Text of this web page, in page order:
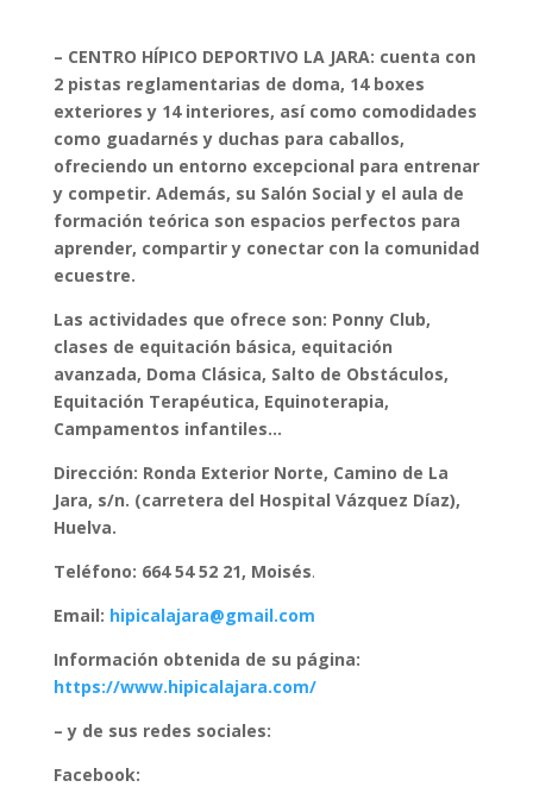
– CENTRO HÍPICO DEPORTIVO LA JARA: cuenta con
2 pistas reglamentarias de doma, 14 boxes
exteriores y 14 interiores, así como comodidades
como guadarnés y duchas para caballos,
ofreciendo un entorno excepcional para entrenar
y competir. Además, su Salón Social y el aula de
formación teórica son espacios perfectos para
aprender, compartir y conectar con la comunidad
ecuestre.
Las actividades que ofrece son: Ponny Club,
clases de equitación básica, equitación
avanzada, Doma Clásica, Salto de Obstáculos,
Equitación Terapéutica, Equinoterapia,
Campamentos infantiles…
Dirección: Ronda Exterior Norte, Camino de La
Jara, s/n. (carretera del Hospital Vázquez Díaz),
Huelva.
Teléfono: 664 54 52 21, Moisés.
Email: hipicalajara@gmail.com
Información obtenida de su página:
https://www.hipicalajara.com/
– y de sus redes sociales:
Facebook: